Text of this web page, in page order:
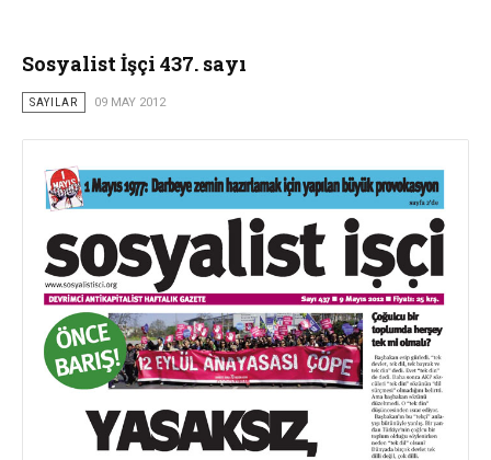
Sosyalist İşçi 437. sayı
SAYILAR 09 MAY 2012